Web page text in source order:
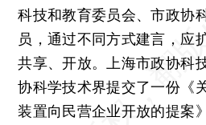
科技和教育委员会、市政协
员，通过不同方式建言，应
共享、开放。上海市政协科
协科学技术界提交了一份《
装置向民营企业开放的提案